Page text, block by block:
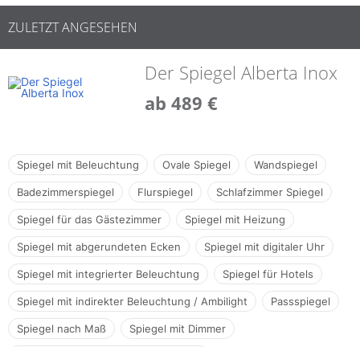
ZULETZT ANGESEHEN
Der Spiegel Alberta Inox
ab 489 €
Spiegel mit Beleuchtung Ovale Spiegel Wandspiegel
Badezimmerspiegel Flurspiegel Schlafzimmer Spiegel
Spiegel für das Gästezimmer Spiegel mit Heizung
Spiegel mit abgerundeten Ecken Spiegel mit digitaler Uhr
Spiegel mit integrierter Beleuchtung Spiegel für Hotels
Spiegel mit indirekter Beleuchtung / Ambilight Passspiegel
Spiegel nach Maß Spiegel mit Dimmer